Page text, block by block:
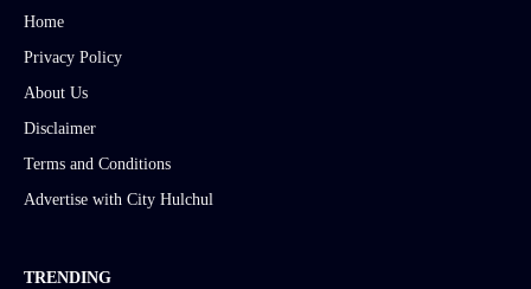
Home
Privacy Policy
About Us
Disclaimer
Terms and Conditions
Advertise with City Hulchul
TRENDING